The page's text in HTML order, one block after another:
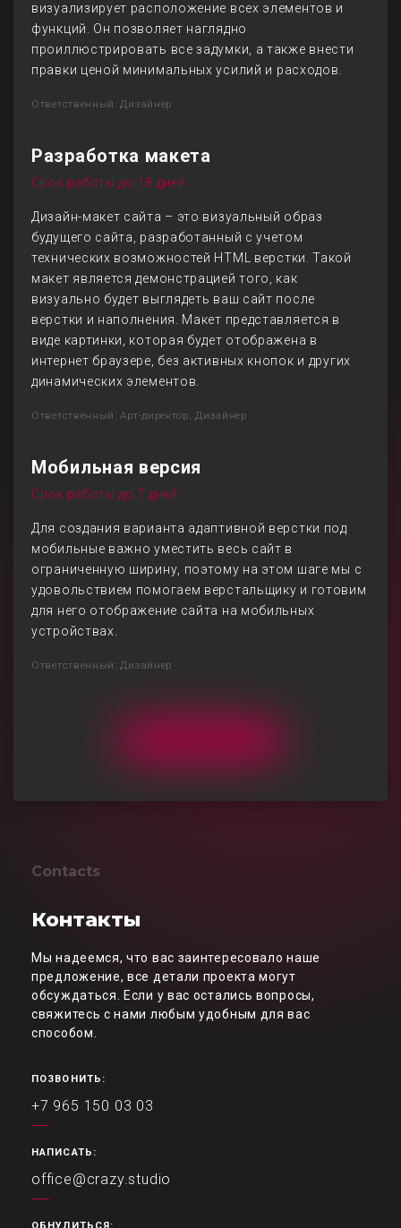
визуализирует расположение всех элементов и
функций. Он позволяет наглядно
проиллюстрировать все задумки, а также внести
правки ценой минимальных усилий и расходов.
Ответственный: Дизайнер
Разработка макета
Срок работы до 18 дней
Дизайн-макет сайта – это визуальный образ
будущего сайта, разработанный с учетом
технических возможностей HTML верстки. Такой
макет является демонстрацией того, как
визуально будет выглядеть ваш сайт после
верстки и наполнения. Макет представляется в
виде картинки, которая будет отображена в
интернет браузере, без активных кнопок и других
динамических элементов.
Ответственный: Арт-директор, Дизайнер
Мобильная версия
Срок работы до 7 дней
Для создания варианта адаптивной верстки под
мобильные важно уместить весь сайт в
ограниченную ширину, поэтому на этом шаге мы с
удовольствием помогаем верстальщику и готовим
для него отображение сайта на мобильных
устройствах.
Ответственный: Дизайнер
Contacts
Контакты
Мы надеемся, что вас заинтересовало наше
предложение, все детали проекта могут
обсуждаться. Если у вас остались вопросы,
свяжитесь с нами любым удобным для вас
способом.
ПОЗВОНИТЬ:
+7 965 150 03 03
НАПИСАТЬ:
office@crazy.studio